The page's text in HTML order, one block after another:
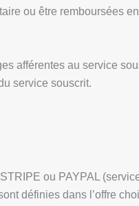
ou être remboursées
afférentes au service
service souscrit.
ou PAYPAL
définies dans l’offre